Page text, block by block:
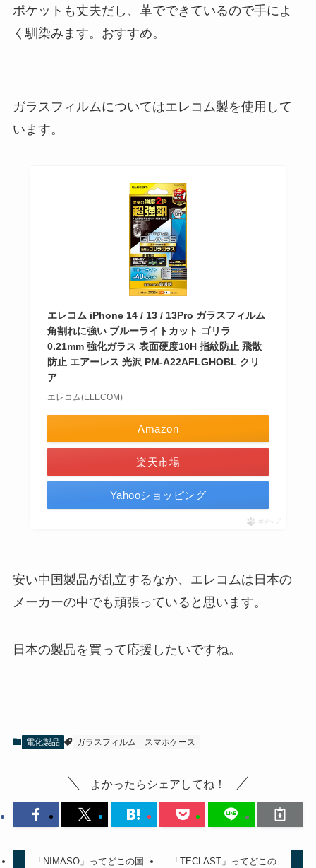
ポケットも丈夫だし、革でできているので手によ
く馴染みます。おすすめ。
ガラスフィルムについてはエレコム製を使用して
います。
エレコム iPhone 14 / 13 / 13Pro ガラスフィルム
角割れに強い ブルーライトカット ゴリラ
0.21mm 強化ガラス 表面硬度10H 指紋防止 飛散
防止 エアーレス 光沢 PM-A22AFLGHOBL クリ
ア
エレコム(ELECOM)
Amazon
楽天市場
Yahooショッピング
ポチップ
安い中国製品が乱立するなか、エレコムは日本の
メーカーの中でも頑張っていると思います。
日本の製品を買って応援したいですね。
電化製品 ガラスフィルム スマホケース
よかったらシェアしてね！
「NIMASO」ってどこの国
「TECLAST」ってどこの